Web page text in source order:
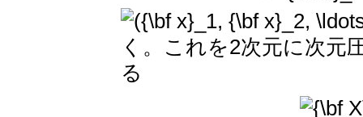
く。これを2次元に次元
る